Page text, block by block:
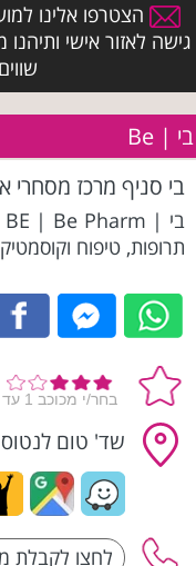
הצטרפו אלינו
גישה לאזור אישי ותיהנו
בי | Be
בי סניף מרכז מסחרי
תרופות, טיפוח
שד' טום לנטוס 26, נתניה